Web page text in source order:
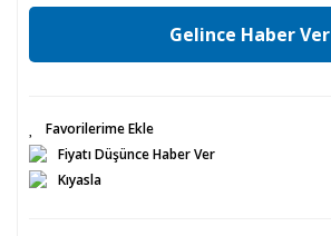
Gelince Haber Ver
Fiyatı Düşünce Haber Ver
Kıyasla